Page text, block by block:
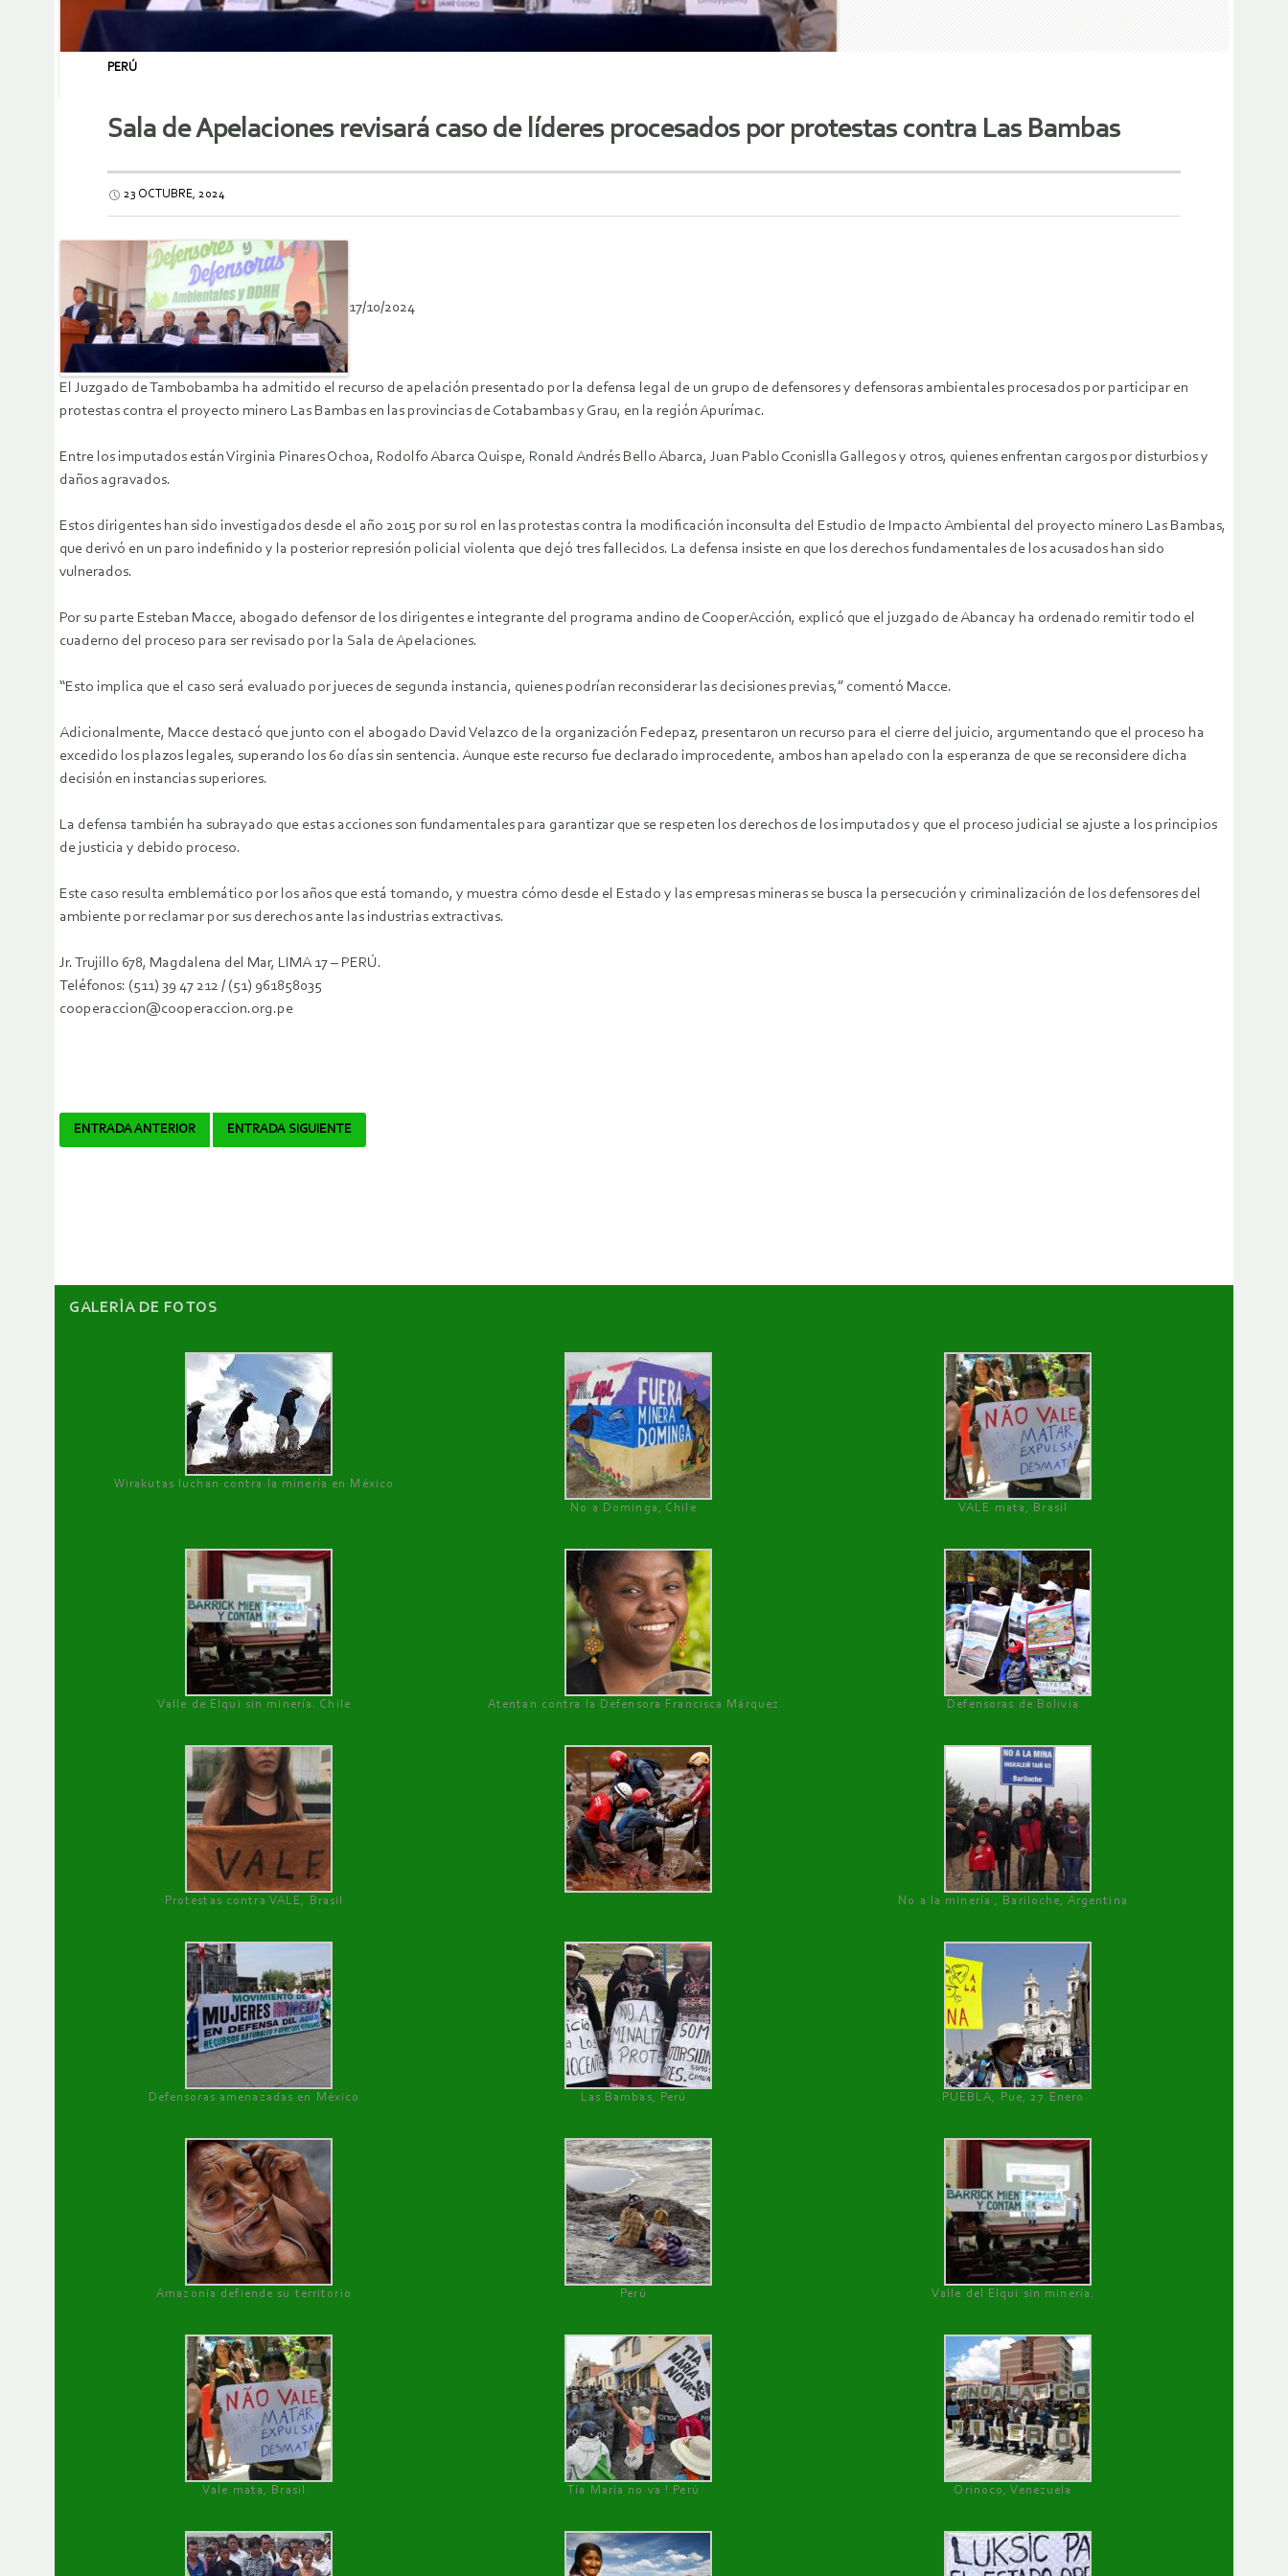
PERÚ
Sala de Apelaciones revisará caso de líderes procesados por protestas contra Las Bambas
23 OCTUBRE, 2024
17/10/2024
El Juzgado de Tambobamba ha admitido el recurso de apelación presentado por la defensa legal de un grupo de defensores y defensoras ambientales procesados por participar en
protestas contra el proyecto minero Las Bambas en las provincias de Cotabambas y Grau, en la región Apurímac.
Entre los imputados están Virginia Pinares Ochoa, Rodolfo Abarca Quispe, Ronald Andrés Bello Abarca, Juan Pablo Cconislla Gallegos y otros, quienes enfrentan cargos por disturbios y
daños agravados.
Estos dirigentes han sido investigados desde el año 2015 por su rol en las protestas contra la modificación inconsulta del Estudio de Impacto Ambiental del proyecto minero Las Bambas,
que derivó en un paro indefinido y la posterior represión policial violenta que dejó tres fallecidos. La defensa insiste en que los derechos fundamentales de los acusados han sido
vulnerados.
Por su parte Esteban Macce, abogado defensor de los dirigentes e integrante del programa andino de CooperAcción, explicó que el juzgado de Abancay ha ordenado remitir todo el
cuaderno del proceso para ser revisado por la Sala de Apelaciones.
“Esto implica que el caso será evaluado por jueces de segunda instancia, quienes podrían reconsiderar las decisiones previas,” comentó Macce.
Adicionalmente, Macce destacó que junto con el abogado David Velazco de la organización Fedepaz, presentaron un recurso para el cierre del juicio, argumentando que el proceso ha
excedido los plazos legales, superando los 60 días sin sentencia. Aunque este recurso fue declarado improcedente, ambos han apelado con la esperanza de que se reconsidere dicha
decisión en instancias superiores.
La defensa también ha subrayado que estas acciones son fundamentales para garantizar que se respeten los derechos de los imputados y que el proceso judicial se ajuste a los principios
de justicia y debido proceso.
Este caso resulta emblemático por los años que está tomando, y muestra cómo desde el Estado y las empresas mineras se busca la persecución y criminalización de los defensores del
ambiente por reclamar por sus derechos ante las industrias extractivas.
Jr. Trujillo 678, Magdalena del Mar, LIMA 17 – PERÚ.
Teléfonos: (511) 39 47 212 / (51) 961858035
cooperaccion@cooperaccion.org.pe
Navegador
ENTRADA ANTERIOR ENTRADA SIGUIENTE
GALERÌA DE FOTOS
Wirakutas luchan contra la minería en México
No a Dominga, Chile
VALE mata, Brasil
Valle de Elqui sin minería. Chile Atentan contra la Defensora Francisca Márquez Defensoras de Bolivia
Protestas contra VALE, Brasil No a la minería , Bariloche, Argentina
Defensoras amenazadas en México Las Bambas, Perú PUEBLA, Pue, 27 Enero
Amazonía defiende su territorio Perú Valle del Elqui sin minería.
Vale mata, Brasil Tía María no va ! Perú Orinoco, Venezuela